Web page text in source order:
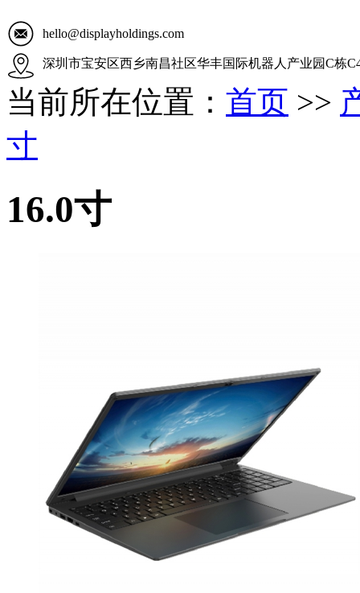
hello@displayholdings.com
深圳市宝安区西乡南昌社区华丰国际机器人产业园C栋
当前所在位置： 首页 >>
寸
16.0寸